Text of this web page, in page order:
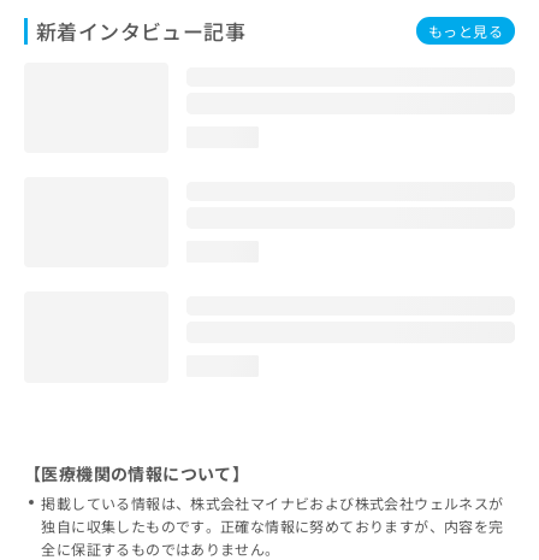
新着インタビュー記事 もっと見る
【医療機関の情報について】
掲載している情報は、株式会社マイナビおよび株式会社ウェルネスが
独自に収集したものです。正確な情報に努めておりますが、内容を完
全に保証するものではありません。